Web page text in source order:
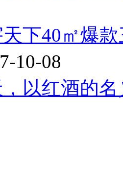
下40㎡爆
10-08
以红酒的